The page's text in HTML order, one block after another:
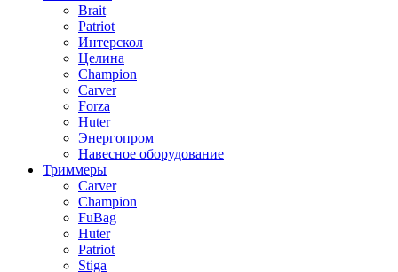
Brait
Patriot
Интерскол
Целина
Champion
Carver
Forza
Huter
Энергопром
Навесное оборудование
Триммеры
Carver
Champion
FuBag
Huter
Patriot
Stiga